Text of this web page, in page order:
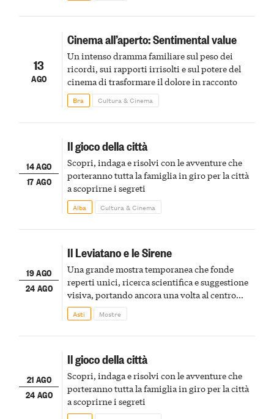
13
AGO
Cinema all’aperto: Sentimental value
Un intenso dramma familiare sul peso dei
ricordi, sui rapporti irrisolti e sul potere del
cinema di trasformare il dolore in racconto
Bra Cultura & Cinema
14 AGO
17 AGO
Il gioco della città
Scopri, indaga e risolvi con le avventure che
porteranno tutta la famiglia in giro per la città
a scoprirne i segreti
Alba Cultura & Cinema
19 AGO
24 AGO
Il Leviatano e le Sirene
Una grande mostra temporanea che fonde
reperti unici, ricerca scientifica e suggestione
visiva, portando ancora una volta al centro
della scena le meraviglie del passato astigiano
Asti Mostre
21 AGO
24 AGO
Il gioco della città
Scopri, indaga e risolvi con le avventure che
porteranno tutta la famiglia in giro per la città
a scoprirne i segreti